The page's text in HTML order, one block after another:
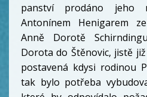
panství prodáno jeho
Antonínem Henigarem
Anně Dorotě
Dorota do Štěnovic, jistě
postavená kdysi rodinou
tak bylo potřeba